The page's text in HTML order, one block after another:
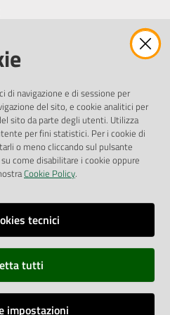
di navigazione e di sessione per
del sito, e cookie analitici per
sito da parte degli utenti. Utilizza
per fini statistici. Per i cookie di
o meno cliccando sul pulsante
come disabilitare i cookie oppure
Cookie Policy.
tecnici
tutti
impostazioni